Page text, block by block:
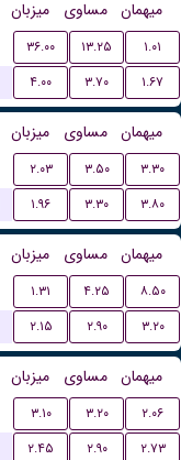
میزبان مساوی میهمان
۳۶.۰۰ ۱۳.۲۵
۱.۰۱
۴.۰۰ ۳.۷۰ ۱.۶۷
میزبان مساوی میهمان
۲.۰۳ ۳.۵۰
۳.۳۰
۱.۹۶ ۳.۳۰ ۳.۸۰
میزبان مساوی میهمان
۱.۳۱ ۴.۲۵
۸.۵۰
۲.۱۵ ۲.۹۰ ۳.۲۰
میزبان مساوی میهمان
۳.۱۰ ۳.۲۰
۲.۰۶
۲.۴۵ ۲.۹۰ ۲.۷۳